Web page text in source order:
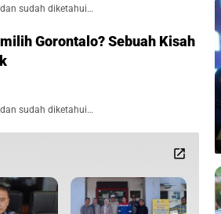
sudah diketahui…
Gorontalo? Sebuah Kisah
sudah diketahui…